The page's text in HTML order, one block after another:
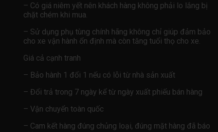
– Có giá niêm yết nên khách hàng không phải lo lắng bị
chặt chém khi mua.
– Sử dụng phụ tùng chính hãng không chỉ giúp đảm bảo
cho xe vận hành ổn định mà còn tăng tuổi thọ cho xe.
Giá cả cạnh tranh
– Bảo hành 1 đổi 1 nếu có lỗi từ nhà sản xuất
– Đổi trả trong 7 ngày kể từ ngày xuất phiếu bán hàng
– Vận chuyển toàn quốc
– Cam kết hàng đúng chủng loại, đúng mặt hàng đã báo